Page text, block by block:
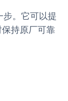
步。它可以提
持原厂可靠